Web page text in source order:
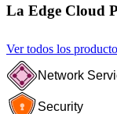
La Edge Cloud
Ver todos los
Network
Security